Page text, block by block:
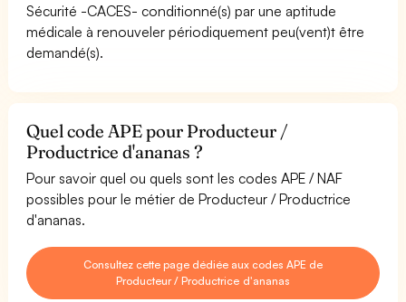
Sécurité -CACES- conditionné(s) par une aptitude
médicale à renouveler périodiquement peu(vent)t être
demandé(s).
Quel code APE pour Producteur /
Productrice d'ananas ?
Pour savoir quel ou quels sont les codes APE / NAF
possibles pour le métier de Producteur / Productrice
d'ananas.
Consultez cette page dédiée aux codes APE de
Producteur / Productrice d'ananas